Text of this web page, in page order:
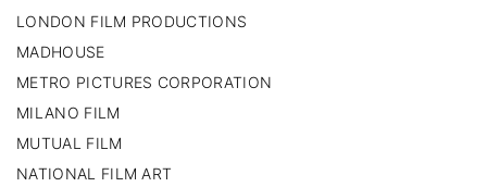
LONDON FILM PRODUCTIONS
MADHOUSE
METRO PICTURES CORPORATION
MILANO FILM
MUTUAL FILM
NATIONAL FILM ART